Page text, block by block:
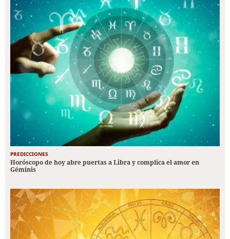
PREDICCIONES
Horóscopo de hoy abre puertas a Libra y complica el amor en
Géminis